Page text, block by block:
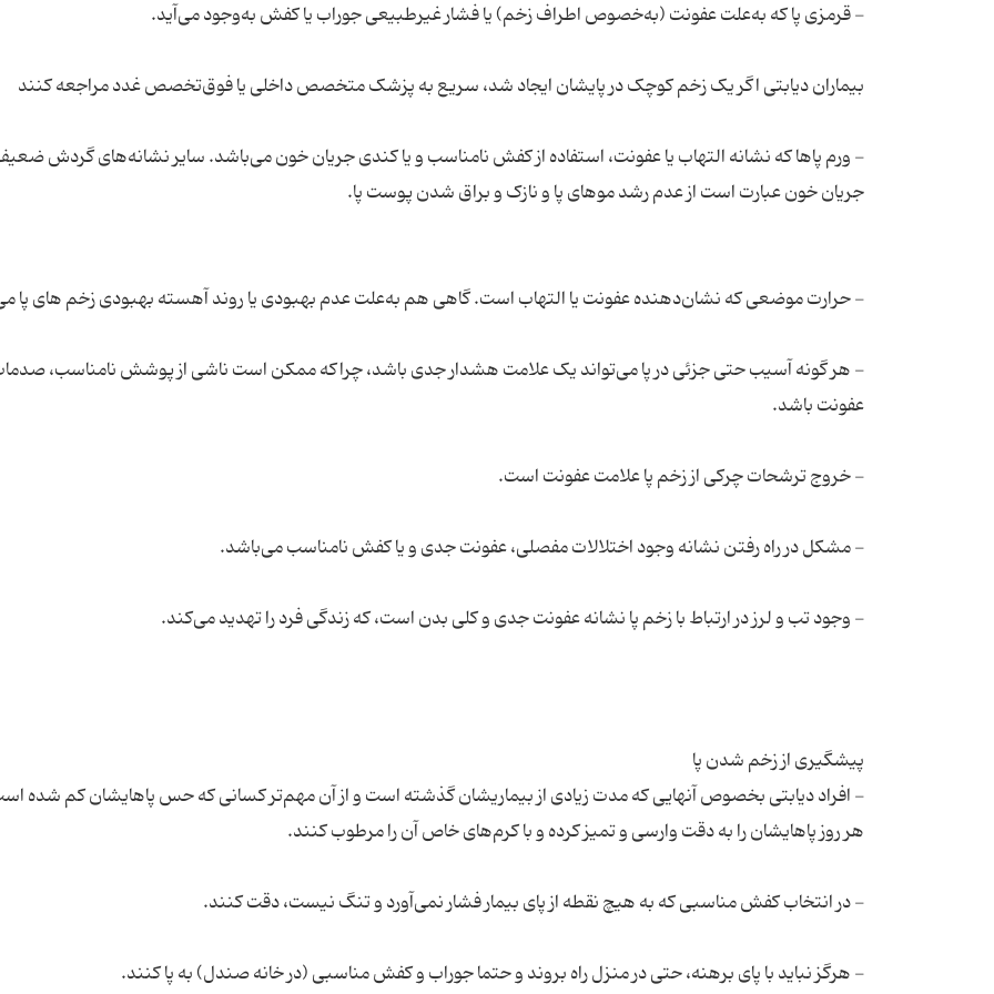
- ورم پاها که نشانه التهاب یا عفونت، استفاده از کفش نامناسب و یا کندی جریان خون می‌باشد. سایر نشانه‌های گردش
- هر گونه آسیب حتی جزئی در پا می‌تواند یک علامت هشدار جدی باشد، چراکه ممکن است ناشی از پوشش نامناسب،
- افراد دیابتی بخصوص آنهایی که مدت زیادی از بیماریشان گذشته است و از آن مهم‌تر کسانی که حس پاهایشان کم شده